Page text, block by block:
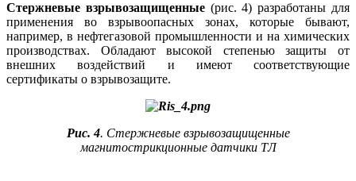
Стержневые взрывозащищенные(рис. 4) разработаны для
применения во взрывоопасных зонах, которые бывают,
например, в нефтегазовой промышленности и на химических
производствах. Обладают высокой степенью защиты от
внешних воздействий и имеют соответствующие
сертификаты о взрывозащите.
Рис. 4. Стержневые взрывозащищенные
магнитострикционные датчики ТЛ